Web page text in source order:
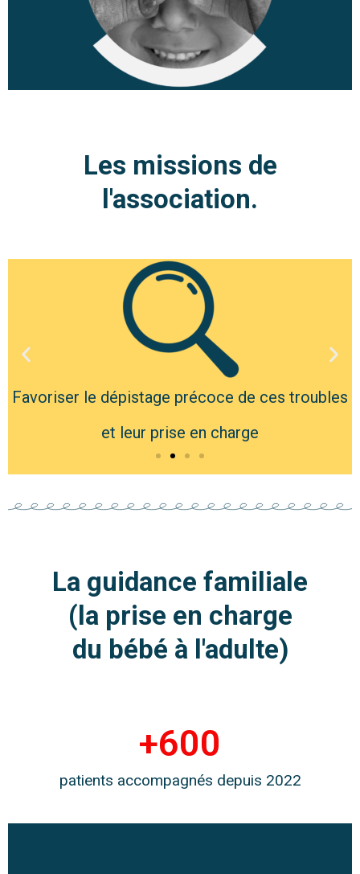
Les missions de
l'association.
Favoriser le dépistage précoce de ces troubles
et leur prise en charge
La guidance familiale
(la prise en charge
du bébé à l'adulte)
patients accompagnés depuis 2022
+600